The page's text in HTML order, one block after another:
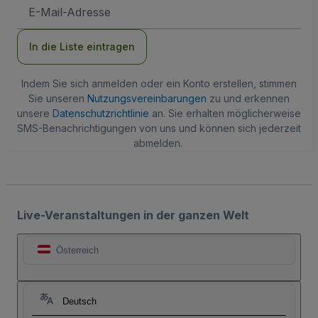
Mail-
In die Liste eintragen
Indem Sie sich anmelden oder ein Konto erstellen, stimmen
Sie unseren Nutzungsvereinbarungen zu und erkennen
unsere Datenschutzrichtlinie an. Sie erhalten möglicherweise
SMS-Benachrichtigungen von uns und können sich jederzeit
abmelden.
Live-Veranstaltungen in der ganzen Welt
Österreich
Deutsch